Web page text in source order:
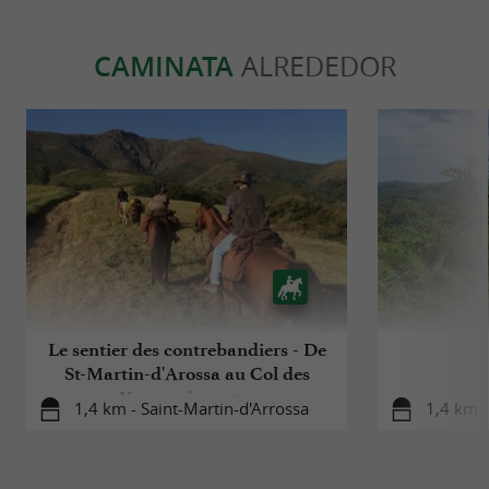
CAMINATA ALREDEDOR
Le sentier des contrebandiers - De
St-Martin-d'Arossa au Col des
Veaux - équestre
1,4 km - Saint-Martin-d'Arrossa 1,4 km